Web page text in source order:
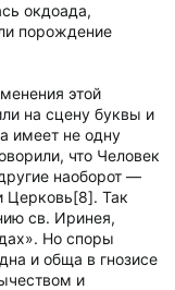
окдоада,
порождение
этой
на сцену буквы и
имеет не одну
что Человек
наоборот —
Церковь[8]. Так
св. Иринея,
Но споры
и обща в гнозисе
и